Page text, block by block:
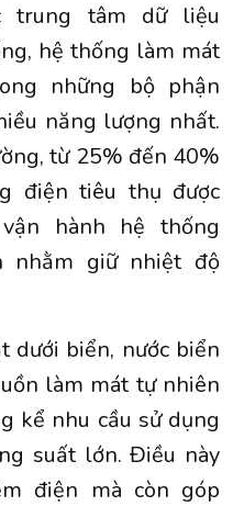
trung tâm dữ liệu
hệ thống làm mát
những bộ phận
năng lượng nhất.
từ 25% đến 40%
điện tiêu thụ được
hành hệ thống
nhằm giữ nhiệt độ
dưới biển, nước biển
làm mát tự nhiên
kể nhu cầu sử dụng
suất lớn. Điều này
điện mà còn góp